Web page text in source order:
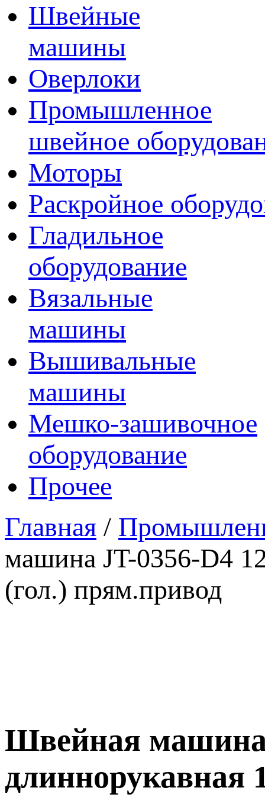
Швейные
машины
Оверлоки
Промышленное
швейное
Моторы
Раскройное
Гладильное
оборудование
Вязальные
машины
Вышивальные
машины
Мешко-зашивочное
оборудование
Прочее
Главная /
машина JT-0356-D4
(гол.) прям.привод
Швейная машина
длиннорукавная